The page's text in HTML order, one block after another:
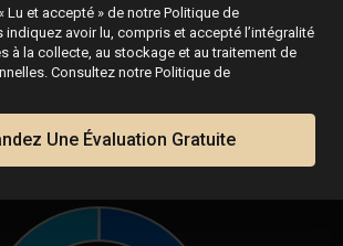
Lu et accepté » de notre Politique de
avoir lu, compris et accepté l’intégralité
à la collecte, au stockage et au traitement de
Consultez notre Politique de
Une Évaluation Gratuite